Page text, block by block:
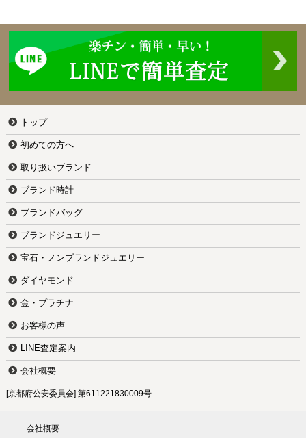
トップ
初めての方へ
取り扱いブランド
ブランド時計
ブランドバッグ
ブランドジュエリー
宝石・ノンブランドジュエリー
ダイヤモンド
金・プラチナ
お客様の声
LINE査定案内
会社概要
[京都府公安委員会] 第611221830009号
会社概要